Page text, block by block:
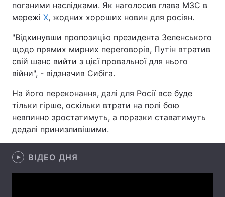
Техно і зв'язок Лайт
Здоров'я Туризм
Цікавинки
Екологія Регіони
Лонгріди
поганими наслідками. Як наголосив глава МЗС в
мережі X, жодних хороших новин для росіян.
"Відкинувши пропозицію президента Зеленського
щодо прямих мирних переговорів, Путін втратив
свій шанс вийти з цієї провальної для нього
війни", - відзначив Сибіга.
На його переконання, далі для Росії все буде
тільки гірше, оскільки втрати на полі бою
невпинно зростатимуть, а поразки ставатимуть
дедалі принизливішими.
ВІДЕО ДНЯ